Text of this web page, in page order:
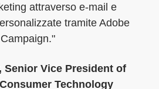
attraverso e-mail e
tramite Adobe
Campaign."
Senior Vice President of
Technology